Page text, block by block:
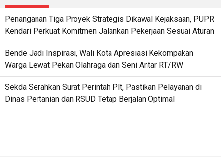
Penanganan Tiga Proyek Strategis Dikawal Kejaksaan, PUPR
Kendari Perkuat Komitmen Jalankan Pekerjaan Sesuai Aturan
Bende Jadi Inspirasi, Wali Kota Apresiasi Kekompakan
Warga Lewat Pekan Olahraga dan Seni Antar RT/RW
Sekda Serahkan Surat Perintah Plt, Pastikan Pelayanan di
Dinas Pertanian dan RSUD Tetap Berjalan Optimal